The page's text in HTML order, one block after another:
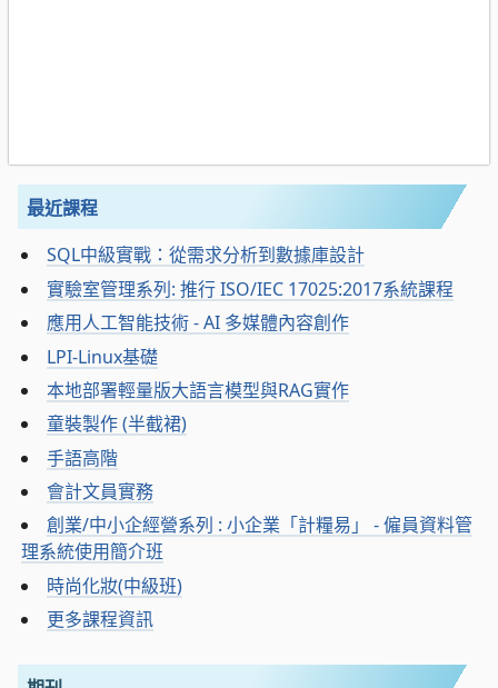
最近課程
SQL中級實戰：從需求分析到數據庫設計
實驗室管理系列: 推行 ISO/IEC 17025:2017系統課程
應用人工智能技術 - AI 多媒體內容創作
LPI-Linux基礎
本地部署輕量版大語言模型與RAG實作
童裝製作 (半截裙)
手語高階
會計文員實務
創業/中小企經營系列 : 小企業「計糧易」 - 僱員資料管
理系統使用簡介班
時尚化妝(中級班)
更多課程資訊